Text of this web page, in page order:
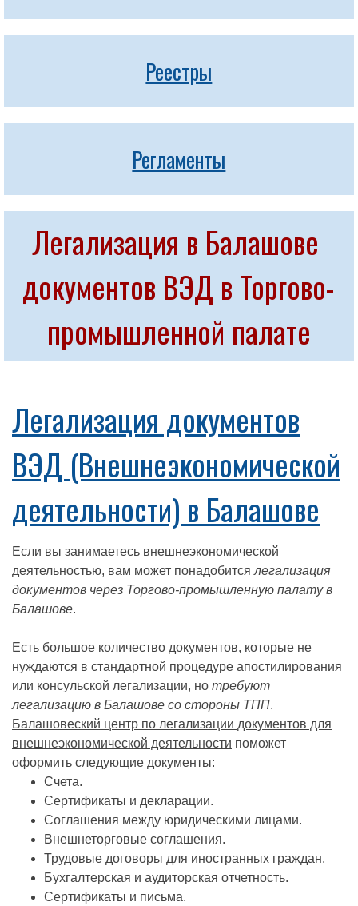
Реестры
Регламенты
Легализация в Балашове
документов ВЭД в Торгово-
промышленной палате
Легализация документов
ВЭД (Внешнеэкономической
деятельности) в Балашове
Если вы занимаетесь внешнеэкономической
деятельностью, вам может понадобится легализация
документов через Торгово-промышленную палату в
Балашове.
Есть большое количество документов, которые не
нуждаются в стандартной процедуре апостилирования
или консульской легализации, но требуют
легализацию в Балашове со стороны ТПП.
Балашовеский центр по легализации документов для
внешнеэкономической деятельности поможет
оформить следующие документы:
Счета.
Сертификаты и декларации.
Соглашения между юридическими лицами.
Внешнеторговые соглашения.
Трудовые договоры для иностранных граждан.
Бухгалтерская и аудиторская отчетность.
Сертификаты и письма.